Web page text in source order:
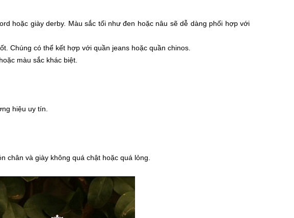
hoặc giày derby. Màu sắc tối như đen hoặc nâu sẽ dễ dàng phối hợp với
Chúng có thể kết hợp với quần jeans hoặc quần chinos.
màu sắc khác biệt.
hiệu uy tín.
và giày không quá chật hoặc quá lỏng.